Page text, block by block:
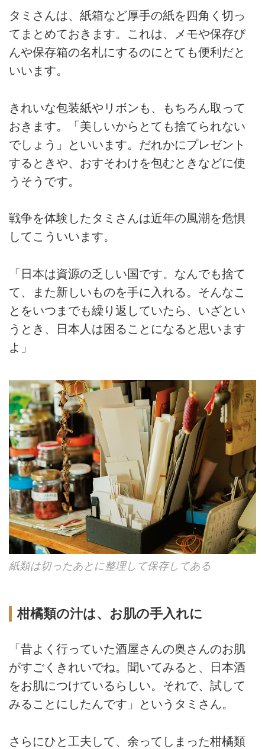
タミさんは、紙箱など厚手の紙を四角く切っ
てまとめておきます。これは、メモや保存び
んや保存箱の名札にするのにとても便利だと
いいます。
きれいな包装紙やリボンも、もちろん取って
おきます。「美しいからとても捨てられない
でしょう」といいます。だれかにプレゼント
するときや、おすそわけを包むときなどに使
うそうです。
戦争を体験したタミさんは近年の風潮を危惧
してこういいます。
「日本は資源の乏しい国です。なんでも捨て
て、また新しいものを手に入れる。そんなこ
とをいつまでも繰り返していたら、いざとい
うとき、日本人は困ることになると思います
よ」
紙類は切ったあとに整理して保存してある
柑橘類の汁は、お肌の手入れに
「昔よく行っていた酒屋さんの奥さんのお肌
がすごくきれいでね。聞いてみると、日本酒
をお肌につけているらしい。それで、試して
みることにしたんです」というタミさん。
さらにひと工夫して、余ってしまった柑橘類